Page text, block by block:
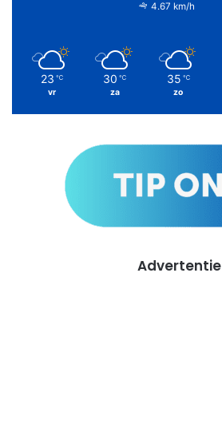
4.67 km/h
23 ℃
vr
30 ℃
za
35 ℃
zo
Advertentie